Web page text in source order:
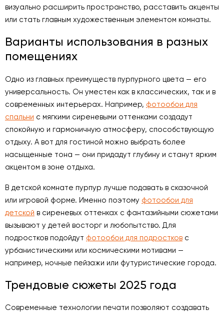
визуально расширить пространство, расставить акценты
или стать главным художественным элементом комнаты.
Варианты использования в разных
помещениях
Одно из главных преимуществ пурпурного цвета — его
универсальность. Он уместен как в классических, так и в
современных интерьерах. Например, фотообои для
спальни с мягкими сиреневыми оттенками создадут
спокойную и гармоничную атмосферу, способствующую
отдыху. А вот для гостиной можно выбрать более
насыщенные тона — они придадут глубину и станут ярким
акцентом в зоне отдыха.
В детской комнате пурпур лучше подавать в сказочной
или игровой форме. Именно поэтому фотообои для
детской в сиреневых оттенках с фантазийными сюжетами
вызывают у детей восторг и любопытство. Для
подростков подойдут фотообои для подростков с
урбанистическими или космическими мотивами —
например, ночные пейзажи или футуристические города.
Трендовые сюжеты 2025 года
Современные технологии печати позволяют создавать